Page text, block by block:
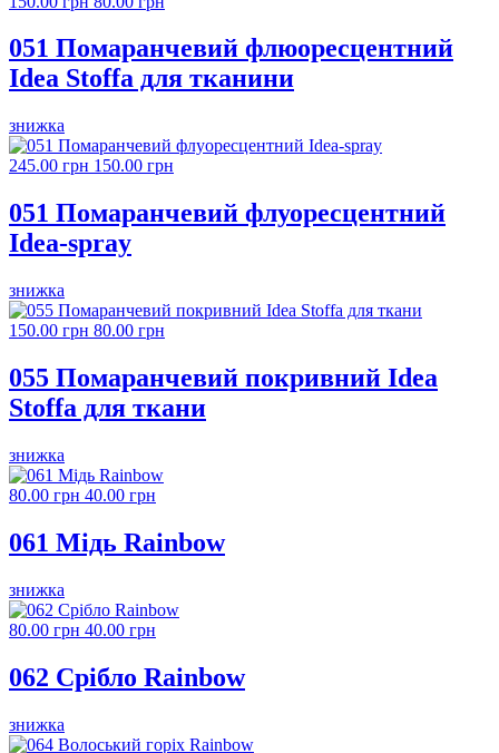
051 Помаранчевий флюоресцентний
Idea Stoffa для тканини
знижка
245.00 грн 150.00 грн
051 Помаранчевий флуоресцентний
Idea-spray
знижка
150.00 грн 80.00 грн
055 Помаранчевий покривний Idea
Stoffa для ткани
знижка
80.00 грн 40.00 грн
061 Мідь Rainbow
знижка
80.00 грн 40.00 грн
062 Срібло Rainbow
знижка